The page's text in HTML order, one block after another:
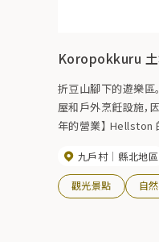
Koropokkuru
折豆山腳下的遊樂區。 還有 BMX 賽道、BMX 公園、遊樂場、
屋和戶外烹飪設施，因此您
年的營業】 Hellston 的溫泉暫停。 由於
九戶村 縣北地區
觀光景點 自